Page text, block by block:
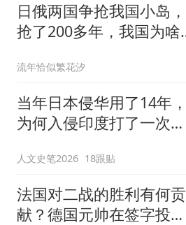
日俄两国争抢我国小岛，
抢了200多年，我国为啥
流年恰似繁花汐
当年日本侵华用了14年，
为何入侵印度打了一次就
史
人文史笔2026 18跟贴
法国对二战的胜利有何贡
献？德国元帅在签字投降